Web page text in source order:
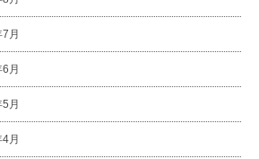
月
月
月
月